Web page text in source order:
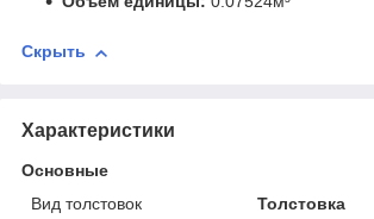
Скрыть
Характеристики
Основные
Вид толстовок
Толстовка